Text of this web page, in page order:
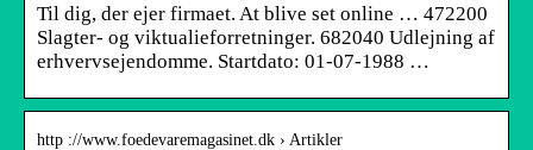
Til dig, der ejer firmaet. At blive set online … 472200
Slagter- og viktualieforretninger. 682040 Udlejning af
erhvervsejendomme. Startdato: 01-07-1988 …
http ://www.foedevaremagasinet.dk › Artikler